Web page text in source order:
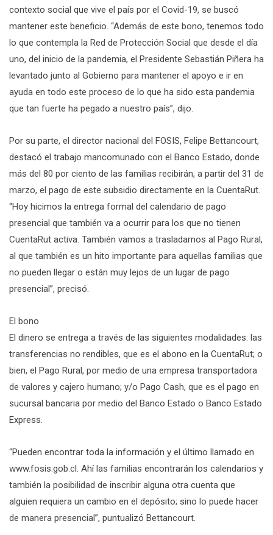
contexto social que vive el país por el Covid-19, se buscó
mantener este beneficio. “Además de este bono, tenemos todo
lo que contempla la Red de Protección Social que desde el día
uno, del inicio de la pandemia, el Presidente Sebastián Piñera ha
levantado junto al Gobierno para mantener el apoyo e ir en
ayuda en todo este proceso de lo que ha sido esta pandemia
que tan fuerte ha pegado a nuestro país”, dijo.
Por su parte, el director nacional del FOSIS, Felipe Bettancourt,
destacó el trabajo mancomunado con el Banco Estado, donde
más del 80 por ciento de las familias recibirán, a partir del 31 de
marzo, el pago de este subsidio directamente en la CuentaRut.
“Hoy hicimos la entrega formal del calendario de pago
presencial que también va a ocurrir para los que no tienen
CuentaRut activa. También vamos a trasladarnos al Pago Rural,
al que también es un hito importante para aquellas familias que
no pueden llegar o están muy lejos de un lugar de pago
presencial”, precisó.
El bono
El dinero se entrega a través de las siguientes modalidades: las
transferencias no rendibles, que es el abono en la CuentaRut; o
bien, el Pago Rural, por medio de una empresa transportadora
de valores y cajero humano; y/o Pago Cash, que es el pago en
sucursal bancaria por medio del Banco Estado o Banco Estado
Express.
“Pueden encontrar toda la información y el último llamado en
www.fosis.gob.cl. Ahí las familias encontrarán los calendarios y
también la posibilidad de inscribir alguna otra cuenta que
alguien requiera un cambio en el depósito; sino lo puede hacer
de manera presencial”, puntualizó Bettancourt.